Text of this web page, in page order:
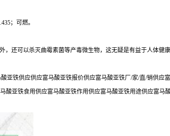
；可燃。
还可以杀灭曲霉素菌等产毒微生物，这无疑是有益于人体健康
铁供应供应富马酸亚铁报价供应富马酸亚铁厂/家/直/销供应
亚铁食用供应富马酸亚铁作用供应富马酸亚铁用途供应富马